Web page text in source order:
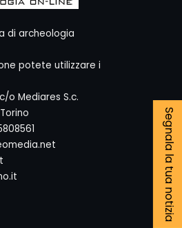
Segnala la tua notizia
di archeologia
potete utilizzare i
o Mediares S.c.